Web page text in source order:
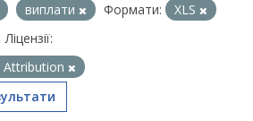
виплати Формати:
XLS
Ліцензії:
Attribution